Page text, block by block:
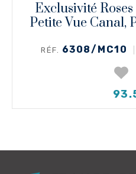
Exclusivité
Petite Vue Canal,
RÉF. 6308/MC10